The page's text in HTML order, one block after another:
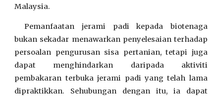
Malaysia.
Pemanfaatan jerami padi kepada biotenaga
bukan sekadar menawarkan penyelesaian terhadap
persoalan pengurusan sisa pertanian, tetapi juga
dapat menghindarkan daripada aktiviti
pembakaran terbuka jerami padi yang telah lama
dipraktikkan. Sehubungan dengan itu, ia dapat